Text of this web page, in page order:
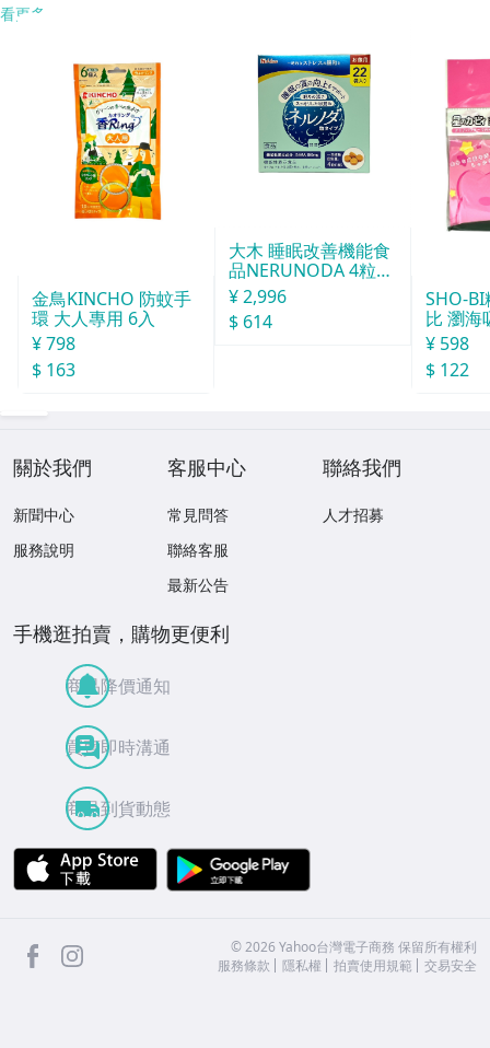
看更多
金鳥KINCHO 防蚊手
環 大人專用 6入
¥ 798
$ 163
大木 睡眠改善機能食
品NERUNODA 4粒22
袋
¥ 2,996
$ 614
SHO-
比 瀏海
¥ 598
$ 122
關於我們
新聞中心
服務說明
客服中心
常見問答
聯絡客服
最新公告
聯絡我們
人才招募
手機逛拍賣，購物更便利
商品降價通知
買賣即時溝通
商品到貨動態
APP Store
facebook ©2026 Yahoo台灣電子商務 保留所有權利
服務條款
隱私權 拍賣使用規範 交易安全